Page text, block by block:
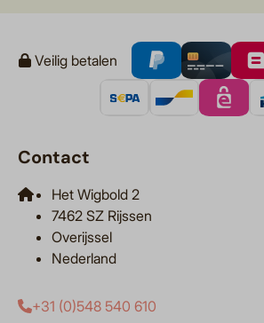
Veilig betalen
Contact
Het Wigbold 2
7462 SZ Rijssen
Overijssel
Nederland
+31 (0)548 540 610